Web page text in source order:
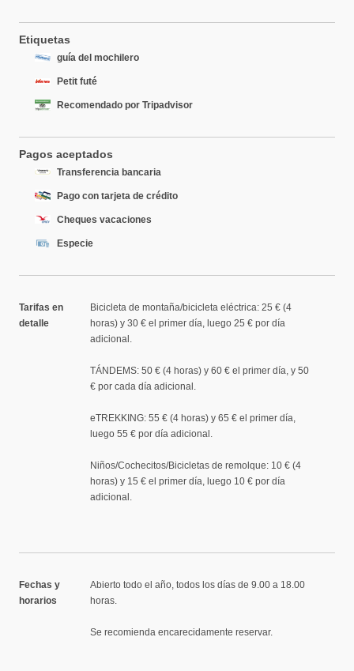
Etiquetas
guía del mochilero
Petit futé
Recomendado por Tripadvisor
Pagos aceptados
Transferencia bancaria
Pago con tarjeta de crédito
Cheques vacaciones
Especie
Tarifas en
detalle
Bicicleta de montaña/bicicleta eléctrica: 25 € (4
horas) y 30 € el primer día, luego 25 € por día
adicional.
TÁNDEMS: 50 € (4 horas) y 60 € el primer día, y 50
€ por cada día adicional.
eTREKKING: 55 € (4 horas) y 65 € el primer día,
luego 55 € por día adicional.
Niños/Cochecitos/Bicicletas de remolque: 10 € (4
horas) y 15 € el primer día, luego 10 € por día
adicional.
Fechas y
horarios
Abierto todo el año, todos los días de 9.00 a 18.00
horas.
Se recomienda encarecidamente reservar.